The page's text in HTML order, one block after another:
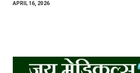
APRIL 16, 2026